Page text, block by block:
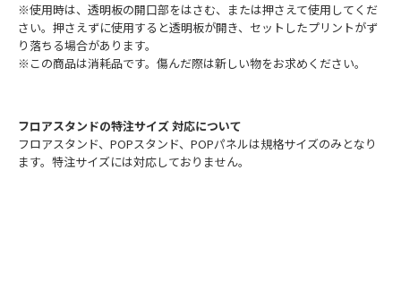
※使用時は、透明板の開口部をはさむ、または押さえて使用してくだ
さい。押さえずに使用すると透明板が開き、セットしたプリントがず
り落ちる場合があります。
※この商品は消耗品です。傷んだ際は新しい物をお求めください。
フロアスタンドの特注サイズ 対応について
フロアスタンド、POPスタンド、POPパネルは規格サイズのみとなり
ます。特注サイズには対応しておりません。